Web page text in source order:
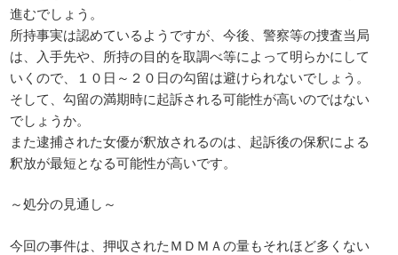
進むでしょう。
所持事実は認めているようですが、今後、警察等の捜査当局
は、入手先や、所持の目的を取調べ等によって明らかにして
いくので、１０日～２０日の勾留は避けられないでしょう。
そして、勾留の満期時に起訴される可能性が高いのではない
でしょうか。
また逮捕された女優が釈放されるのは、起訴後の保釈による
釈放が最短となる可能性が高いです。
～処分の見通し～
今回の事件は、押収されたＭＤＭＡの量もそれほど多くない